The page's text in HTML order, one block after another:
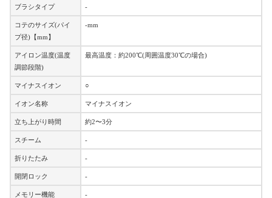
ブラシタイプ -
コテのサイズ(パイ
プ径)【mm】
-mm
アイロン温度(温度
調節段階)
最高温度：約200℃(周囲温度30℃の場合)
マイナスイオン ○
イオン名称 マイナスイオン
立ち上がり時間 約2〜3分
スチーム -
折りたたみ -
開閉ロック -
メモリー機能 -